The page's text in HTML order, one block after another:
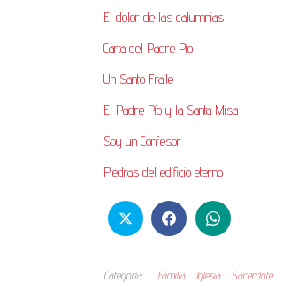
El dolor de las calumnias
Carta del Padre Pío
Un Santo Fraile
El Padre Pío y la Santa Misa
Soy un Confesor
Piedras del edificio eterno
Categoría Familia Iglesia Sacerdote